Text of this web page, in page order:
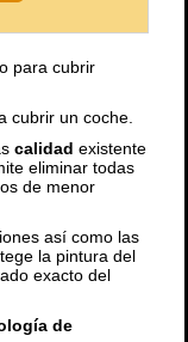
para cubrir
cubrir un coche.
calidad existente
eliminar todas
de menor
así como las
la pintura del
exacto del
de